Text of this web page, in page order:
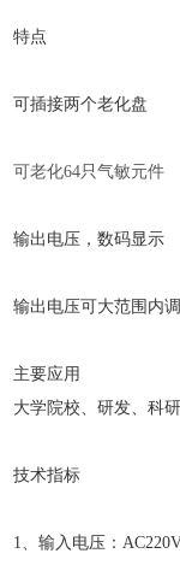
特点
可插接两个老化盘
可老化64只气敏元件
输出电压，数码显示
输出电压可大范围内
主要应用
大学院校、研发、科
技术指标
1、输入电压：